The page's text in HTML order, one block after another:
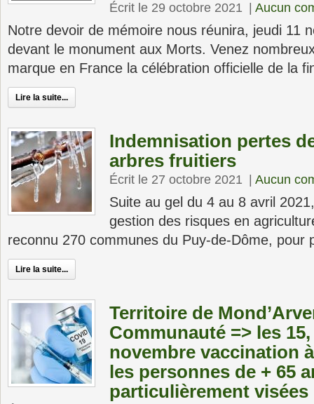
Écrit le 29 octobre 2021 Aucun
Notre devoir de mémoire nous réunira, jeudi 11
devant le monument aux Morts. Venez
marque en France la célébration officielle de la
Lire la suite...
Indemnisation pertes
arbres fruitiers
Écrit le 27 octobre 2021 Aucun
Suite au gel du 4 au 8 avril
gestion des risques en
reconnu 270 communes du Puy-de-Dôme,
Lire la suite...
Territoire de
Communauté => les 15,
novembre vaccination
les personnes de + 65
particulièrement visées